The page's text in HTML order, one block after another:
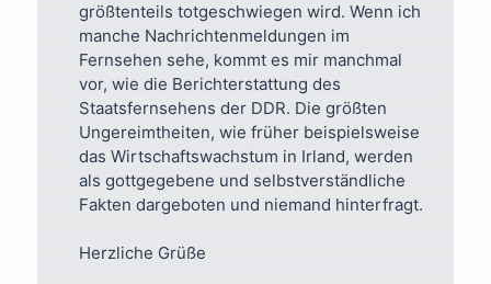
größtenteils totgeschwiegen wird. Wenn ich
manche Nachrichtenmeldungen im
Fernsehen sehe, kommt es mir manchmal
vor, wie die Berichterstattung des
Staatsfernsehens der DDR. Die größten
Ungereimtheiten, wie früher beispielsweise
das Wirtschaftswachstum in Irland, werden
als gottgegebene und selbstverständliche
Fakten dargeboten und niemand hinterfragt.
Herzliche Grüße